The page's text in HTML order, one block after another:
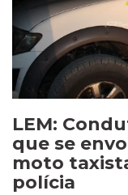
LEM:
que se
moto
polícia